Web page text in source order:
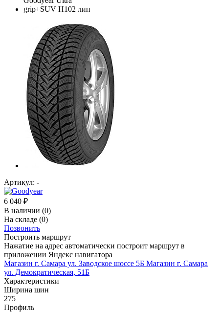
Артикул: -
6 040 ₽
В наличии (0)
На складе (0)
Позвонить
Построить маршрут
Нажатие на адрес автоматически построит маршрут в
приложении Яндекс навигатора
Магазин г. Самара ул. Заводское шоссе 5Б Магазин г. Самара
ул. Демократическая, 51Б
Характеристики
Ширина шин
275
Профиль